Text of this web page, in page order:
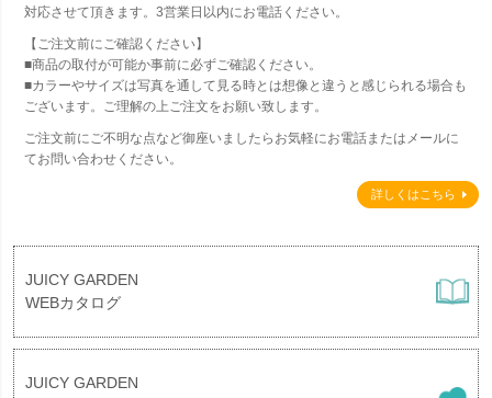
対応させて頂きます。3営業日以内にお電話ください。
【ご注文前にご確認ください】
■商品の取付が可能か事前に必ずご確認ください。
■カラーやサイズは写真を通して見る時とは想像と違うと感じられる場合も
ございます。ご理解の上ご注文をお願い致します。
ご注文前にご不明な点など御座いましたらお気軽にお電話またはメールに
てお問い合わせください。
詳しくはこちら
JUICY GARDEN
WEBカタログ
JUICY GARDEN